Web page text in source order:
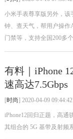
小米手表尊享版另外，该
钟、查天气，帮用户操作
门禁等，支持全国200多
有料｜iPhone
速高达7.5Gbps
[时尚] 2020-04-09
iPhone12回归正题，高通
其组合的 5G 基带及射频